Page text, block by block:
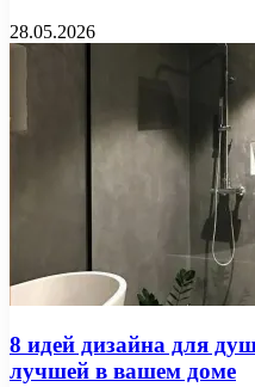
28.05.2026
8 идей дизайна для
лучшей в вашем доме